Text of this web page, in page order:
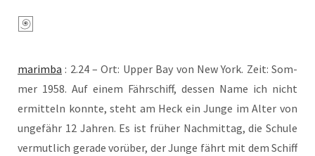
marim­ba : 2.24 – Ort: Upper Bay von New York. Zeit: Som­
mer 1958. Auf einem Fähr­schiff, des­sen Name ich nicht
ermit­teln konn­te, steht am Heck ein Jun­ge im Alter von
unge­fähr 12 Jah­ren. Es ist frü­her Nach­mit­tag, die Schu­le
ver­mut­lich gera­de vor­über, der Jun­ge fährt mit dem Schiff